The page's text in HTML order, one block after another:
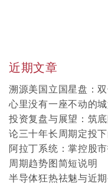
近期文章
溯源美国立国星盘：
心里没有一座不动的
投资复盘与展望：筑
论三十年长周期定投
阿拉丁系统：掌控股
周期趋势图简短说明
半导体狂热祛魅与近